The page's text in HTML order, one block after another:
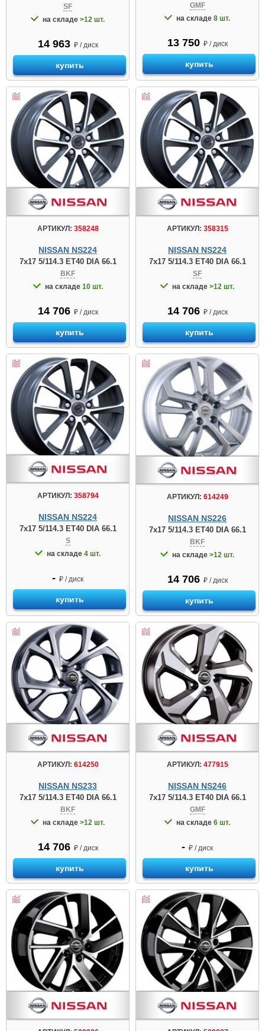
SF
на складе >12 шт.
14 963 ₽ / диск
купить
GMF
на складе 8 шт.
13 750 ₽ / диск
купить
АРТИКУЛ: 358248
NISSAN NS224
7x17 5/114.3 ET40 DIA 66.1
BKF
на складе 10 шт.
14 706 ₽ / диск
купить
АРТИКУЛ: 358315
NISSAN NS224
7x17 5/114.3 ET40 DIA 66.1
SF
на складе >12 шт.
14 706 ₽ / диск
купить
АРТИКУЛ: 358794
NISSAN NS224
7x17 5/114.3 ET40 DIA 66.1
S
на складе 4 шт.
- ₽ / диск
купить
АРТИКУЛ: 614249
NISSAN NS226
7x17 5/114.3 ET40 DIA 66.1
BKF
на складе >12 шт.
14 706 ₽ / диск
купить
АРТИКУЛ: 614250
NISSAN NS233
7x17 5/114.3 ET40 DIA 66.1
BKF
на складе >12 шт.
14 706 ₽ / диск
купить
АРТИКУЛ: 477915
NISSAN NS246
7x17 5/114.3 ET40 DIA 66.1
GMF
на складе 6 шт.
- ₽ / диск
купить